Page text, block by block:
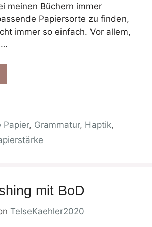
meinen Büchern immer
Papiersorte zu finden,
immer so einfach. Vor allem,
…
Papier, Grammatur, Haptik,
mit BoD
TelseKaehler2020